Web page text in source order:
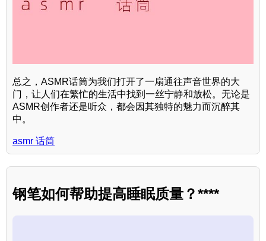
总之，ASMR话筒为我们打开了一扇通往声音世界的大
门，让人们在繁忙的生活中找到一丝宁静和放松。无论是
ASMR创作者还是听众，都会因其独特的魅力而沉醉其
中。
asmr 话筒
钢笔如何帮助提高睡眠质量？****